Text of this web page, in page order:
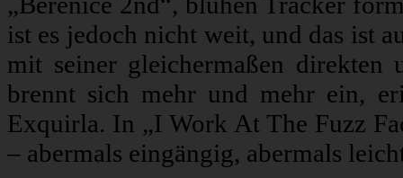
ist es jedoch nicht weit, und das ist
mit seiner gleichermaßen direkten
brennt sich mehr und mehr ein,
Exquirla. In „I Work At The Fuzz
– abermals eingängig, abermals